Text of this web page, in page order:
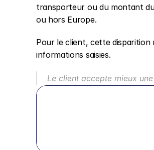
transporteur ou du montant
ou hors Europe.
Pour le client, cette disparition
informations saisies.
Le client accepte mieux